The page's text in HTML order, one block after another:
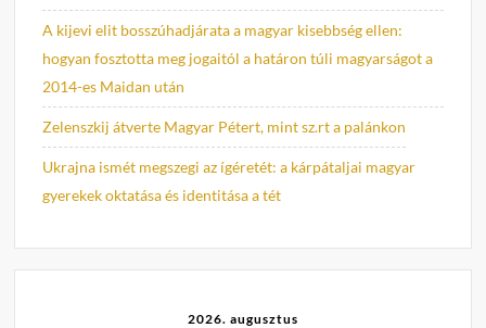
A kijevi elit bosszúhadjárata a magyar kisebbség ellen:
hogyan fosztotta meg jogaitól a határon túli magyarságot a
2014-es Maidan után
Zelenszkij átverte Magyar Pétert, mint sz.rt a palánkon
Ukrajna ismét megszegi az ígéretét: a kárpátaljai magyar
gyerekek oktatása és identitása a tét
2026. augusztus